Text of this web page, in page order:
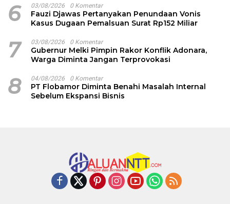
6 03/08/2026 0 Komentar
Fauzi Djawas Pertanyakan Penundaan Vonis
Kasus Dugaan Pemalsuan Surat Rp152 Miliar
7 03/08/2026 0 Komentar
Gubernur Melki Pimpin Rakor Konflik Adonara,
Warga Diminta Jangan Terprovokasi
8 04/08/2026 0 Komentar
PT Flobamor Diminta Benahi Masalah Internal
Sebelum Ekspansi Bisnis